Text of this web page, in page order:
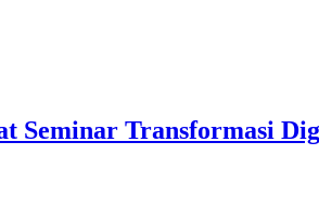
Seminar Transformasi